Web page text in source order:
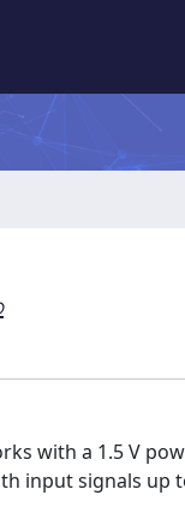
with a 1.5 V
input signals up